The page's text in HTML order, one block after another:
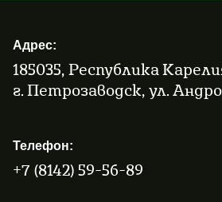
Адрес:
185035, Республика
г. Петрозаводск, ул.
Телефон:
+7 (8142) 59-56-89